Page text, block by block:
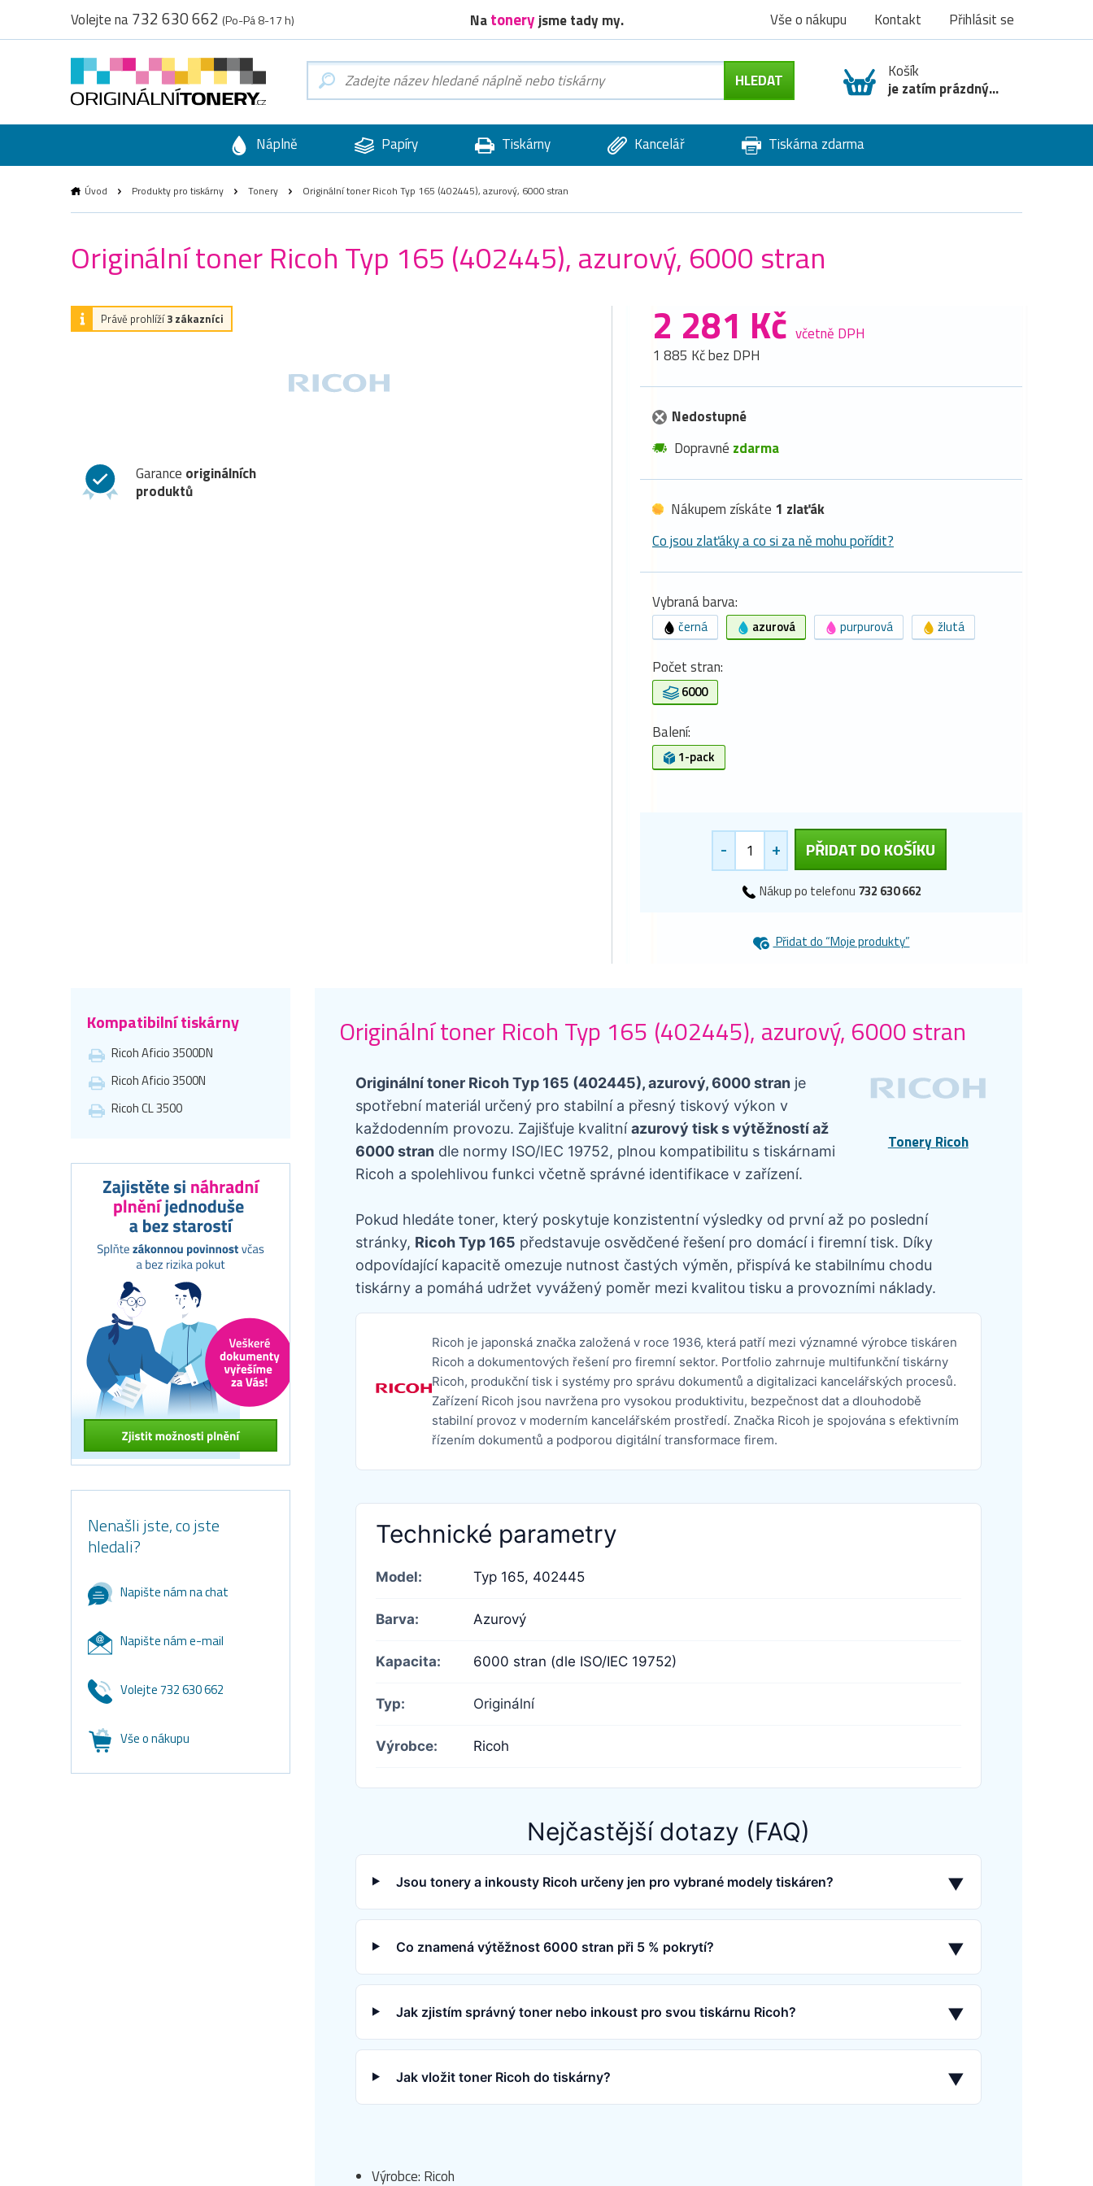
Volejte na732 630 662 (Po-Pá 8-17 h) Natoneryjsme tady my. Vše o nákupu Kontakt Přihlásit se
Košík
je zatím prázdný...
Náplně Papíry Tiskárny Kancelář Tiskárna zdarma
Úvod Produkty pro tiskárny Tonery Originální toner Ricoh Typ 165 (402445), azurový, 6000 stran
Originální toner Ricoh Typ 165 (402445), azurový, 6000 stran
Právě prohlíží3 zákazníci
Garance originálních
produktů
2 281 Kč včetně DPH
1 885 Kč bez DPH
Nedostupné
Dopravné zdarma
Nákupem získáte 1 zlaťák
Co jsou zlaťáky a co si za ně mohu pořídit?
Vybraná barva:
černá azurová purpurová žlutá
Počet stran:
6000
Balení:
1-pack
- + PŘIDAT DO KOŠÍKU
Nákup po telefonu 732 630 662
Přidat do “Moje produkty”
Kompatibilní tiskárny
Ricoh Aficio 3500DN
Ricoh Aficio 3500N
Ricoh CL 3500
Nenašli jste, co jste
hledali?
Napište nám na chat
Napište nám e-mail
Volejte 732 630 662
Vše o nákupu
Originální toner Ricoh Typ 165 (402445), azurový, 6000 stran
Tonery Ricoh
Originální toner Ricoh Typ 165 (402445), azurový, 6000 stran je
spotřební materiál určený pro stabilní a přesný tiskový výkon v
každodenním provozu. Zajišťuje kvalitníazurový tisk s výtěžností až
6000 stran dle normy ISO/IEC 19752, plnou kompatibilitu s tiskárnami
Ricoh a spolehlivou funkci včetně správné identifikace v zařízení.
Pokud hledáte toner, který poskytuje konzistentní výsledky od první až po poslední
stránky, Ricoh Typ 165 představuje osvědčené řešení pro domácí i firemní tisk. Díky
odpovídající kapacitě omezuje nutnost častých výměn, přispívá ke stabilnímu chodu
tiskárny a pomáhá udržet vyvážený poměr mezi kvalitou tisku a provozními náklady.
Ricoh je japonská značka založená v roce 1936, která patří mezi významné výrobce tiskáren
Ricoh a dokumentových řešení pro firemní sektor. Portfolio zahrnuje multifunkční tiskárny
Ricoh, produkční tisk i systémy pro správu dokumentů a digitalizaci kancelářských procesů.
Zařízení Ricoh jsou navržena pro vysokou produktivitu, bezpečnost dat a dlouhodobě
stabilní provoz v moderním kancelářském prostředí. Značka Ricoh je spojována s efektivním
řízením dokumentů a podporou digitální transformace firem.
Technické parametry
Model: Typ 165, 402445
Barva: Azurový
Kapacita: 6000 stran (dle ISO/IEC 19752)
Typ: Originální
Výrobce: Ricoh
Nejčastější dotazy (FAQ)
Jsou tonery a inkousty Ricoh určeny jen pro vybrané modely tiskáren? ▼
Co znamená výtěžnost 6000 stran při 5 % pokrytí? ▼
Jak zjistím správný toner nebo inkoust pro svou tiskárnu Ricoh? ▼
Jak vložit toner Ricoh do tiskárny? ▼
Výrobce: Ricoh